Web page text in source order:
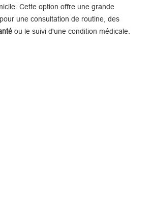
Cette option offre une grande
une consultation de routine, des
ou le suivi d'une condition médicale.